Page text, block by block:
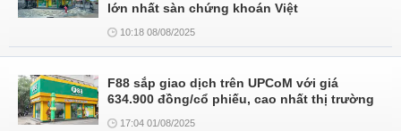
lớn nhất sàn chứng khoán Việt
10:18 08/08/2025
F88 sắp giao dịch trên UPCoM với giá
634.900 đồng/cổ phiếu, cao nhất thị trường
17:04 01/08/2025